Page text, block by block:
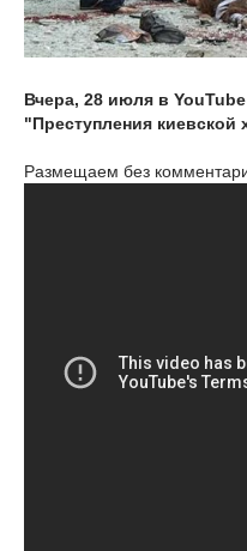
Вчера, 28 июля в
"Преступления киевской
Размещаем без